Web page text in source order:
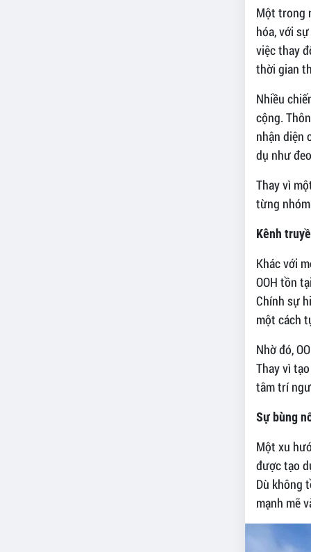
Một trong
hóa, với
việc thay
thời gian
Nhiều
cộng.
nhận diện
dụ như
Thay vì
từng
Kênh
Khác với
OOH tồn
Chính sự
một cách
Nhờ đó,
Thay vì
tâm trí
Sự bùng
Một xu
được tạo
Dù không
mạnh mẽ